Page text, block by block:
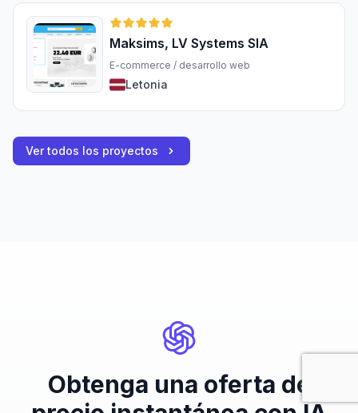
Maksims, LV Systems SIA
E-commerce / desarrollo web
Letonia
Ver todos los proyectos
Obtenga una oferta de